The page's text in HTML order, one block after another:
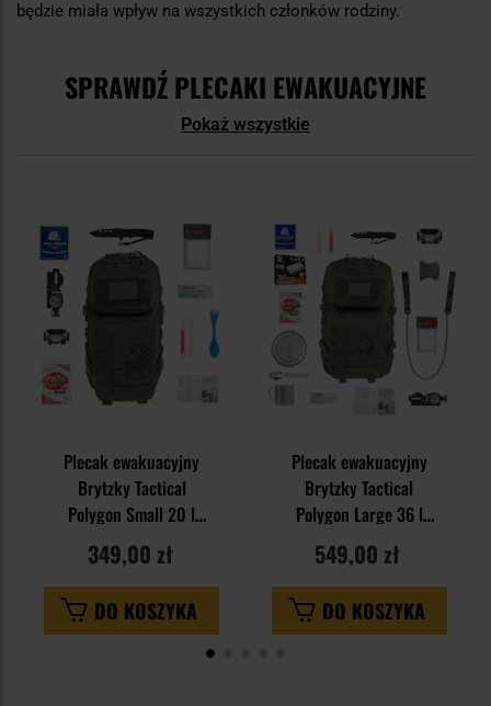
będzie miała wpływ na wszystkich członków rodziny.
SPRAWDŹ PLECAKI EWAKUACYJNE
Pokaż wszystkie
Plecak ewakuacyjny
Brytzky Tactical
Polygon Small 20 l
Olive - z wyposażeniem
349,00 zł
DO KOSZYKA
Plecak ewakuacyjny
Brytzky Tactical
Polygon Large 36 l
Olive - z wyposażeniem
549,00 zł
DO KOSZYKA